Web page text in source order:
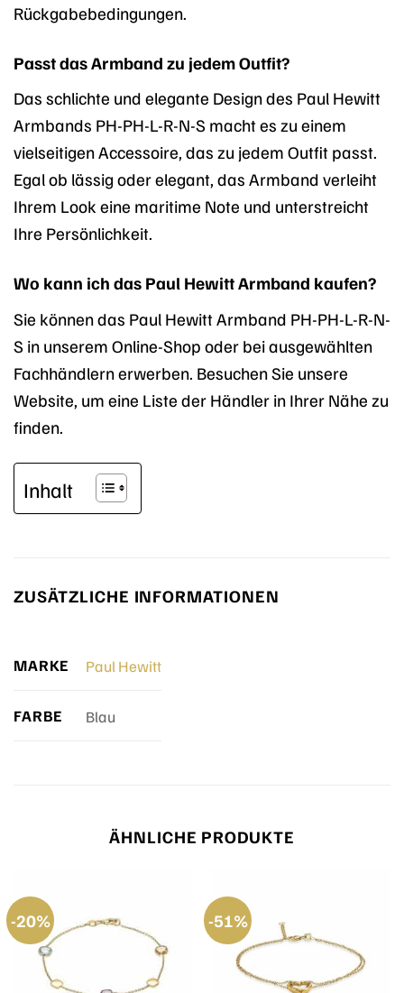
Rückgabebedingungen.
Passt das Armband zu jedem Outfit?
Das schlichte und elegante Design des Paul Hewitt
Armbands PH-PH-L-R-N-S macht es zu einem
vielseitigen Accessoire, das zu jedem Outfit passt.
Egal ob lässig oder elegant, das Armband verleiht
Ihrem Look eine maritime Note und unterstreicht
Ihre Persönlichkeit.
Wo kann ich das Paul Hewitt Armband kaufen?
Sie können das Paul Hewitt Armband PH-PH-L-R-N-
S in unserem Online-Shop oder bei ausgewählten
Fachhändlern erwerben. Besuchen Sie unsere
Website, um eine Liste der Händler in Ihrer Nähe zu
finden.
Inhalt
ZUSÄTZLICHE INFORMATIONEN
MARKE Paul Hewitt
FARBE Blau
ÄHNLICHE PRODUKTE
-20% -51%